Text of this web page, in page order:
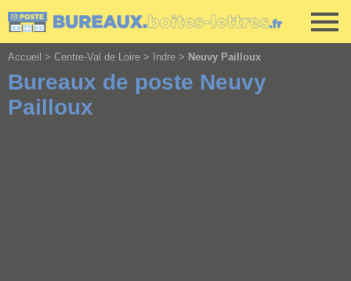
Accueil > Centre-Val de Loire > Indre > Neuvy Pailloux
Bureaux de poste Neuvy
Pailloux